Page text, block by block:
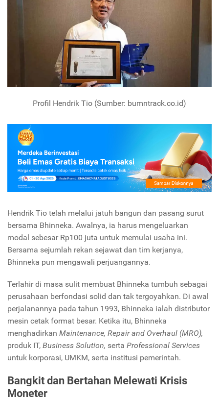
Profil Hendrik Tio (Sumber: bumntrack.co.id)
Hendrik Tio telah melalui jatuh bangun dan pasang surut
bersama Bhinneka. Awalnya, ia harus mengeluarkan
modal sebesar Rp100 juta untuk memulai usaha ini.
Bersama sejumlah rekan sejawat dan tim kerjanya,
Bhinneka pun mengawali perjuangannya.
Terlahir di masa sulit membuat Bhinneka tumbuh sebagai
perusahaan berfondasi solid dan tak tergoyahkan. Di awal
perjalanannya pada tahun 1993, Bhinneka ialah distributor
mesin cetak format besar. Ketika itu, Bhinneka
menghadirkan Maintenance, Repair and Overhaul (MRO),
produk IT, Business Solution, serta Professional Services
untuk korporasi, UMKM, serta institusi pemerintah.
Bangkit dan Bertahan Melewati Krisis
Moneter